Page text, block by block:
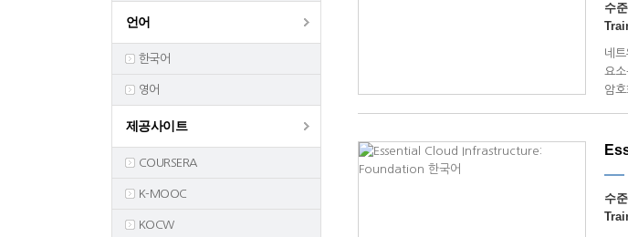
언어
한국어
영어
제공사이트
COURSERA
K-MOOC
KOCW
수
네
요
암
수